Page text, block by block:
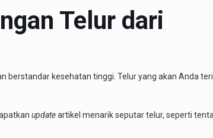
Telur dari
berstandar kesehatan tinggi. Telur yang akan Anda
updateartikel menarik seputar telur, seperti